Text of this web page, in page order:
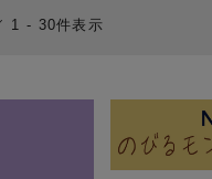
1 - 30件表示